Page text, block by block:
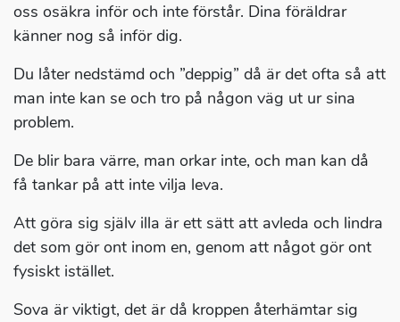
oss osäkra inför och inte förstår. Dina föräldrar
känner nog så inför dig.
Du låter nedstämd och ”deppig” då är det ofta så att
man inte kan se och tro på någon väg ut ur sina
problem.
De blir bara värre, man orkar inte, och man kan då
få tankar på att inte vilja leva.
Att göra sig själv illa är ett sätt att avleda och lindra
det som gör ont inom en, genom att något gör ont
fysiskt istället.
Sova är viktigt, det är då kroppen återhämtar sig